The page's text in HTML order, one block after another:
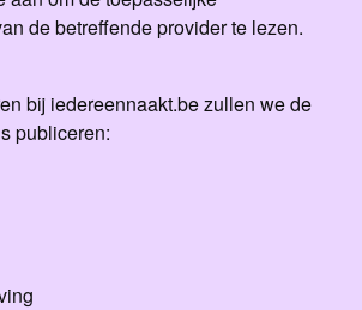
de betreffende provider te lezen.
bij iedereennaakt.be zullen we de
publiceren: